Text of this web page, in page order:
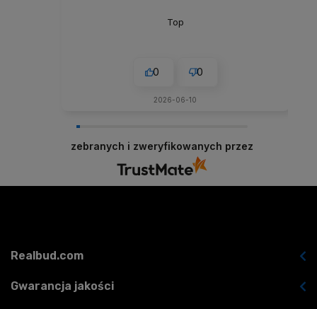
Top
0 0
2026-06-10
zebranych i zweryfikowanych przez
Realbud.com
Gwarancja jakości